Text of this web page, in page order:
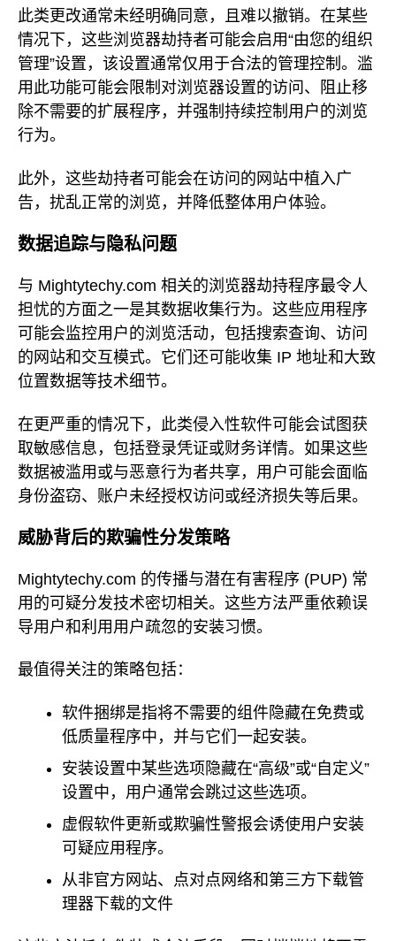
此类更改通常未经明确同意，且难以撤销。在某些
情况下，这些浏览器劫持者可能会启用“由您的组织
管理”设置，该设置通常仅用于合法的管理控制。滥
用此功能可能会限制对浏览器设置的访问、阻止移
除不需要的扩展程序，并强制持续控制用户的浏览
行为。
此外，这些劫持者可能会在访问的网站中植入广
告，扰乱正常的浏览，并降低整体用户体验。
数据追踪与隐私问题
与 Mightytechy.com 相关的浏览器劫持程序最令人
担忧的方面之一是其数据收集行为。这些应用程序
可能会监控用户的浏览活动，包括搜索查询、访问
的网站和交互模式。它们还可能收集 IP 地址和大致
位置数据等技术细节。
在更严重的情况下，此类侵入性软件可能会试图获
取敏感信息，包括登录凭证或财务详情。如果这些
数据被滥用或与恶意行为者共享，用户可能会面临
身份盗窃、账户未经授权访问或经济损失等后果。
威胁背后的欺骗性分发策略
Mightytechy.com 的传播与潜在有害程序 (PUP) 常
用的可疑分发技术密切相关。这些方法严重依赖误
导用户和利用用户疏忽的安装习惯。
最值得关注的策略包括：
软件捆绑是指将不需要的组件隐藏在免费或
低质量程序中，并与它们一起安装。
安装设置中某些选项隐藏在“高级”或“自定义”
设置中，用户通常会跳过这些选项。
虚假软件更新或欺骗性警报会诱使用户安装
可疑应用程序。
从非官方网站、点对点网络和第三方下载管
理器下载的文件